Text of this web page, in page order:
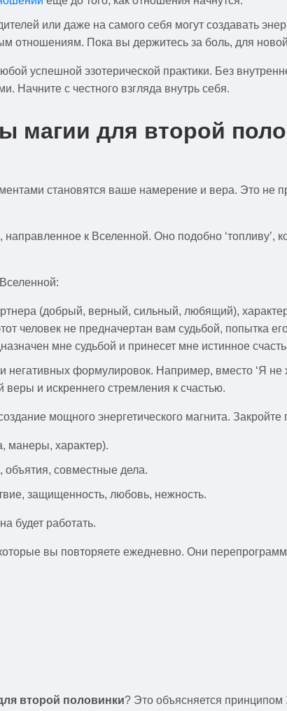
или даже на самого себя могут создавать
отношениям. Пока вы держитесь за боль, для
успешной эзотерической практики. Без
Начните с честного взгляда внутрь себя.
для второй
становятся ваше намерение и вера. Это не
, направленное к Вселенной. Оно подобно ‘топливу’,
(добрый, верный, сильный, любящий),
человек не предначертан вам судьбой, попытка
мне судьбой и принесет мне истинное
и негативных формулировок. Например, вместо ‘Я
и искреннего стремления к счастью.
мощного энергетического магнита.
манеры, характер).
совместные дела.
защищенность, любовь, нежность.
будет работать.
вы повторяете ежедневно. Они
второй половинки? Это объясняется принципом